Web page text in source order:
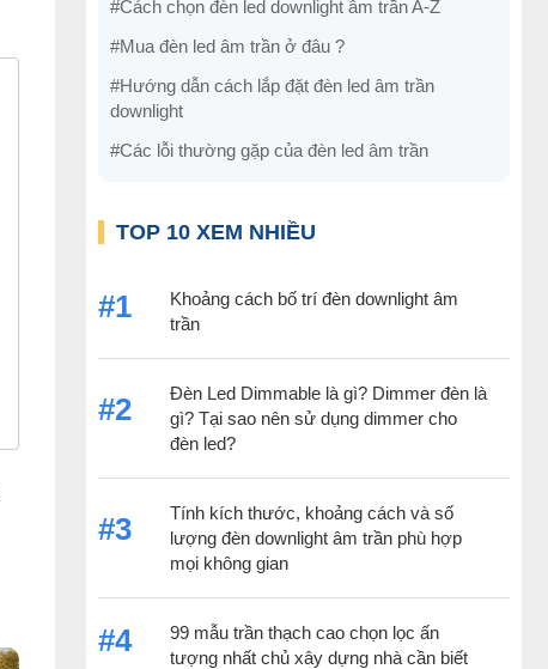
#Cách chọn đèn led downlight âm trần A-Z
#Mua đèn led âm trần ở đâu ?
#Hướng dẫn cách lắp đặt đèn led âm trần
downlight
#Các lỗi thường gặp của đèn led âm trần
TOP 10 XEM NHIỀU
#1
Khoảng cách bố trí đèn downlight âm
trần
#2
Đèn Led Dimmable là gì? Dimmer đèn là
gì? Tại sao nên sử dụng dimmer cho
đèn led?
#3
Tính kích thước, khoảng cách và số
lượng đèn downlight âm trần phù hợp
mọi không gian
#4
99 mẫu trần thạch cao chọn lọc ấn
tượng nhất chủ xây dựng nhà cần biết